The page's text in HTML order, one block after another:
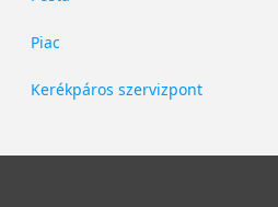
Piac
Kerékpáros szervizpont